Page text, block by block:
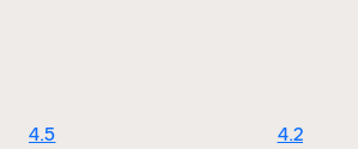
4.5
4.2